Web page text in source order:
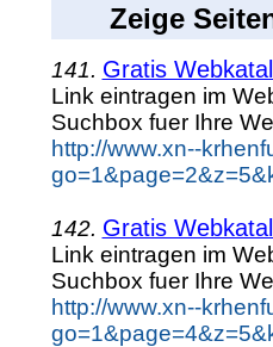
Zeige
141. Gratis
Link eintragen im
Suchbox fuer Ihre
http://www.xn--
142. Gratis
Link eintragen im
Suchbox fuer Ihre
http://www.xn--